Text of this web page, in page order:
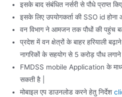
इसके बाद संबंधित नर्सरी से पौधे प्राप्त
इसके लिए उपयोगकर्ता की SSO id
वन विभाग ने आमजन तक पौधों की पहुंच
प्रदेश में वन क्षेत्रों के बाहर हरियाली
नागरिकों के सहयोग से 5 करोड़ पौध लगाने
FMDSS mobile Application के
सकती है |
मोबाइल एप डाउनलोड करने हेतु निर्देश